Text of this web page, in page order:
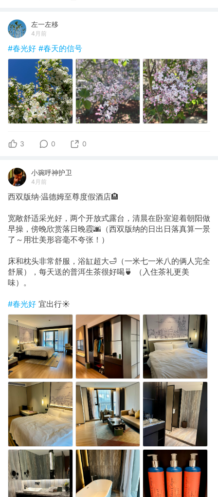
左一左移
4月前
#春光好 #春天的信号
3 0 0
小琬呼神护卫
4月前
西双版纳·温德姆至尊度假酒店🏨
宽敞舒适采光好，两个开放式露台，清晨在卧室迎着朝阳做
早操，傍晚欣赏落日晚霞🌆（西双版纳的日出日落真算一景
了～用壮美形容毫不夸张！）
床和枕头非常舒服，浴缸超大🛁（一米七一米八的俩人完全
舒展），每天送的普洱生茶很好喝🍵 （入住茶礼更美
味）。
#春光好 宜出行☀️